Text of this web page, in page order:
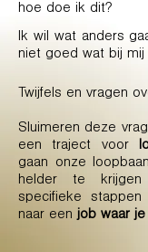
hoe doe ik dit?
Ik wil wat anders
niet goed wat bij mij
Twijfels en vragen
Sluimeren deze
een traject voor
gaan onze
helder te
specifieke
naar eenjob waar